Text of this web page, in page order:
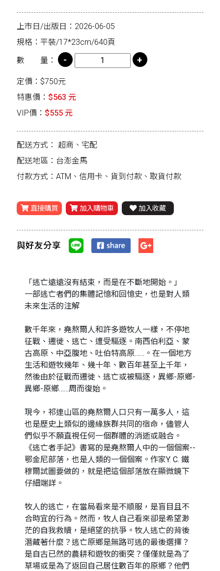
上市日/出版日：2026-06-05
規格：平裝/17*23cm/640頁
數 量：
定價：$750元
特惠價： $563 元
VIP價： $555 元
配送方式： 超商、宅配
配送地區：台澎金馬
付款方式：ATM、信用卡、貨到付款、取貨付款
直接購買 加入購物車 加入收藏
與好友分享
「逃亡遠遠沒有結束，而是在不斷地開始。」
一部逃亡者們的集體記憶和回憶史，也是對人類
未來生活的注解
數千年來，堯熬爾人和許多遊牧人一樣，不停地
征戰、遷徙、逃亡、遭受驅逐。南西伯利亞、蒙
古高原、中亞腹地、吐伯特高原……。在一個地方
生活和遊牧幾年、幾十年、數百年甚至上千年，
然後由於征戰而遷徙、逃亡或被驅逐，異鄉-原鄉-
異鄉-原鄉……周而復始。
現今，祁連山區的堯熬爾人口只有一萬多人，這
也是歷史上類似的邊緣族群共同的宿命，儘管人
們似乎不願直視任何一個群體的消逝或融合。
《逃亡者手記》書寫的是堯熬爾人中的一個個案--
鄂金尼部落，也是人類的一個個案。作家Y. C. 鐵
穆爾試圖要做的，就是把這個部落放在顯微鏡下
仔細端詳。
牧人的逃亡，在當局看來是不順服，是盲目且不
合時宜的行為。然而，牧人自己看來卻是希望渺
茫的自我救贖，是絕望的抗爭。牧人逃亡的背後
潛藏著什麼？逃亡原鄉是無路可逃的最後選擇？
是自古已然的農耕和遊牧的衝突？僅僅就是為了
草場或是為了返回自己居住數百年的原鄉？他們